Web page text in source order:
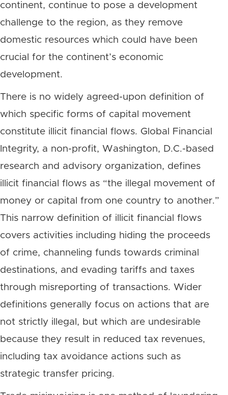
continent, continue to pose a development
challenge to the region, as they remove
domestic resources which could have been
crucial for the continent’s economic
development.
There is no widely agreed-upon definition of
which specific forms of capital movement
constitute illicit financial flows. Global Financial
Integrity, a non-profit, Washington, D.C.-based
research and advisory organization, defines
illicit financial flows as “the illegal movement of
money or capital from one country to another.”
This narrow definition of illicit financial flows
covers activities including hiding the proceeds
of crime, channeling funds towards criminal
destinations, and evading tariffs and taxes
through misreporting of transactions. Wider
definitions generally focus on actions that are
not strictly illegal, but which are undesirable
because they result in reduced tax revenues,
including tax avoidance actions such as
strategic transfer pricing.